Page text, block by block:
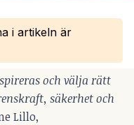
i artikeln är
och välja rätt
säkerhet och
Lillo,